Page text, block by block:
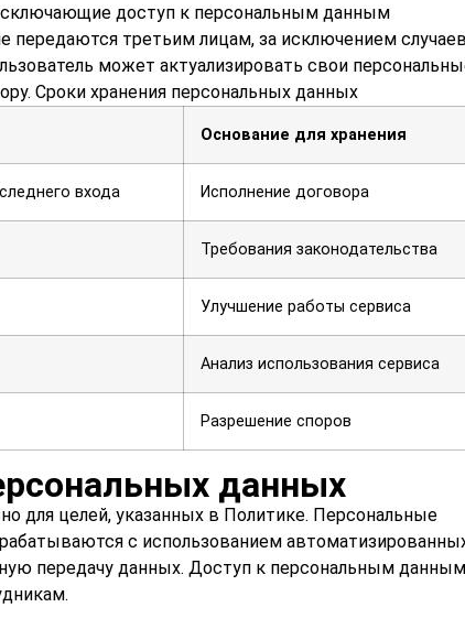
доступ к персональным данным
третьим лицам, за исключением
может актуализировать свои
Сроки хранения персональных данных
Основание для хранения
входа Исполнение договора
Требования законодательства
Улучшение работы сервиса
Анализ использования сервиса
Разрешение споров
данных
для целей, указанных в Политике. Персональные
с использованием
передачу данных. Доступ к персональным данным